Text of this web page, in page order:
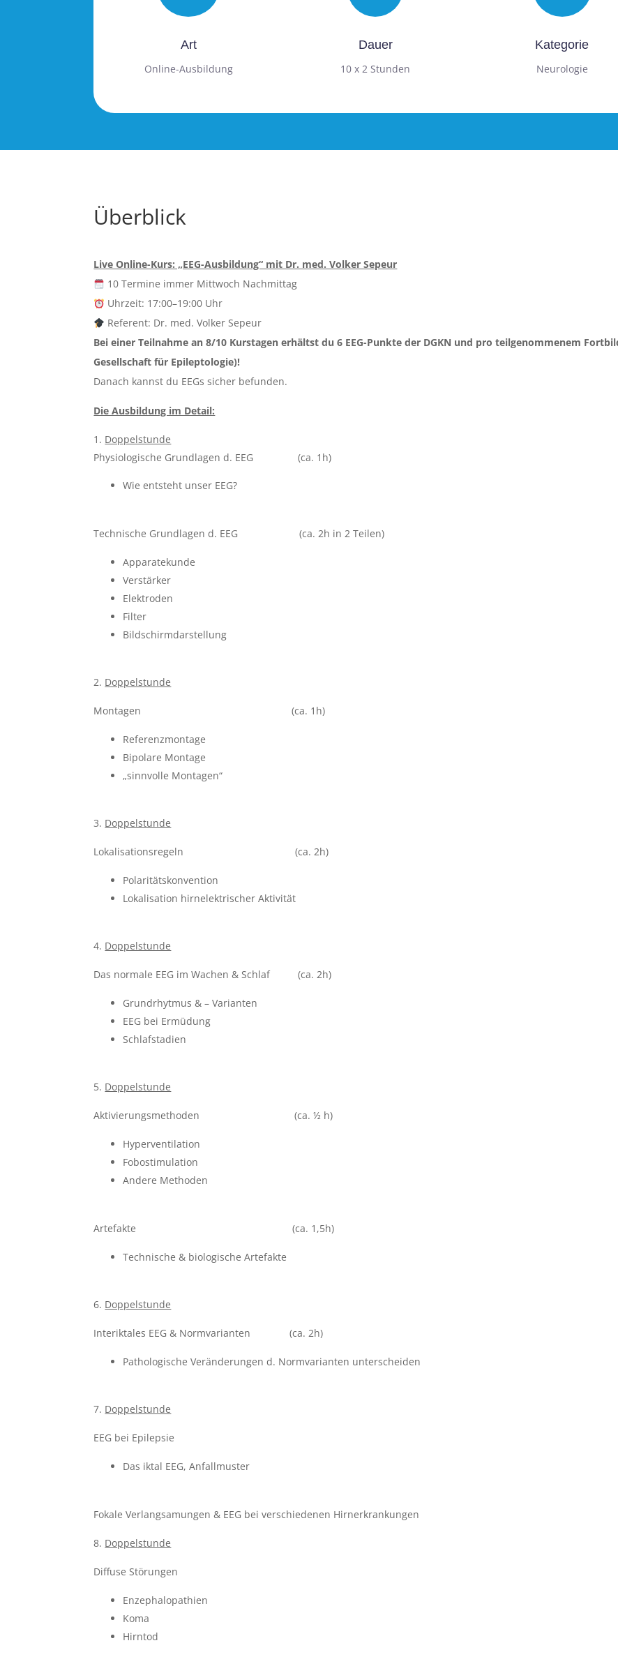
Art
Online-Ausbildung
Dauer
10 x 2 Stunden
Kategorie
Neurologie
Überblick
Live Online-Kurs: „EEG-Ausbildung“ mit Dr. med. Volker Sepeur
10 Termine immer Mittwoch Nachmittag
Uhrzeit: 17:00–19:00 Uhr
Referent: Dr. med. Volker Sepeur
Bei einer Teilnahme an 8/10 Kurstagen erhältst du 6 EEG-Punkte der DGKN und pro teilgenommenem
Gesellschaft für Epileptologie)!
Danach kannst du EEGs sicher befunden.
Die Ausbildung im Detail:
Doppelstunde
Physiologische Grundlagen d. EEG (ca. 1h)
Wie entsteht unser EEG?
Technische Grundlagen d. EEG (ca. 2h in 2 Teilen)
Apparatekunde
Verstärker
Elektroden
Filter
Bildschirmdarstellung
Doppelstunde
Montagen (ca. 1h)
Referenzmontage
Bipolare Montage
„sinnvolle Montagen“
Doppelstunde
Lokalisationsregeln (ca. 2h)
Polaritätskonvention
Lokalisation hirnelektrischer Aktivität
Doppelstunde
Das normale EEG im Wachen & Schlaf (ca. 2h)
Grundrhytmus & – Varianten
EEG bei Ermüdung
Schlafstadien
Doppelstunde
Aktivierungsmethoden (ca. ½ h)
Hyperventilation
Fobostimulation
Andere Methoden
Artefakte (ca. 1,5h)
Technische & biologische Artefakte
Doppelstunde
Interiktales EEG & Normvarianten (ca. 2h)
Pathologische Veränderungen d. Normvarianten unterscheiden
Doppelstunde
EEG bei Epilepsie
Das iktal EEG, Anfallmuster
Fokale Verlangsamungen & EEG bei verschiedenen Hirnerkrankungen
Doppelstunde
Diffuse Störungen
Enzephalopathien
Koma
Hirntod